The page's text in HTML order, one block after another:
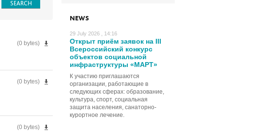
NEWS
29 July 2026 , 14:16
Открыт приём заявок на III
Всероссийский конкурс
объектов социальной
инфраструктуры «МАРТ»
К участию приглашаются
организации, работающие в
следующих сферах: образование,
культура, спорт, социальная
защита населения, санаторно-
курортное лечение.
(0 bytes)
(0 bytes)
(0 bytes)